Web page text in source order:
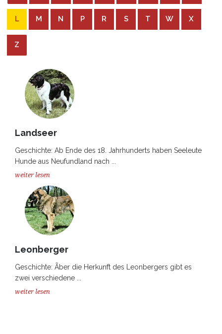
L M N P R S T W X
Z
Landseer
Geschichte: Ab Ende des 18. Jahrhunderts haben Seeleute
Hunde aus Neufundland nach ...
weiter lesen
Leonberger
Geschichte: Ãber die Herkunft des Leonbergers gibt es
zwei verschiedene ...
weiter lesen